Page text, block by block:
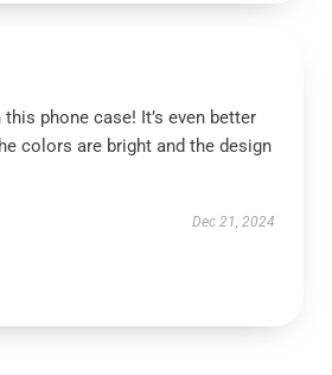
phone case! It’s even better
colors are bright and the design
Dec 21, 2024